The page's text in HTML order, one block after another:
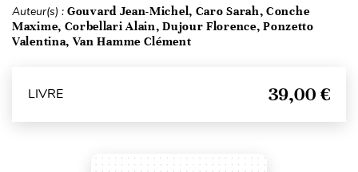
Auteur(s) : Gouvard Jean-Michel, Caro Sarah, Conche
Maxime, Corbellari Alain, Dujour Florence, Ponzetto
Valentina, Van Hamme Clément
LIVRE 39,00 €